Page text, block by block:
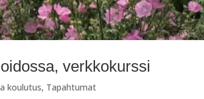
verkkokurssi
koulutus, Tapahtumat